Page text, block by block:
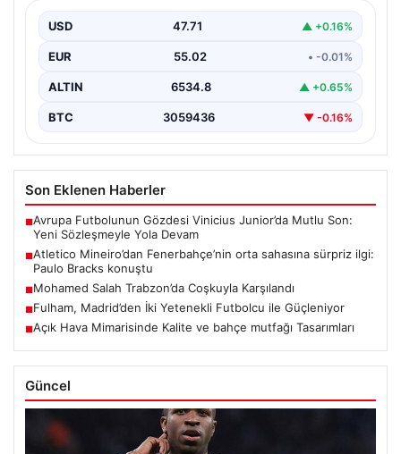
Atletico Mineiro cephesinden Fenerbahçe'nin orta saha
USD 47.71 ▲ +0.16%
EUR 55.02 • -0.01%
ALTIN 6534.8 ▲ +0.65%
BTC 3059436 ▼ -0.16%
Son Eklenen Haberler
■Avrupa Futbolunun Gözdesi Vinicius Junior’da Mutlu Son:
Yeni Sözleşmeyle Yola Devam
■Atletico Mineiro’dan Fenerbahçe’nin orta sahasına sürpriz ilgi:
Paulo Bracks konuştu
■Mohamed Salah Trabzon’da Coşkuyla Karşılandı
■Fulham, Madrid’den İki Yetenekli Futbolcu ile Güçleniyor
■Açık Hava Mimarisinde Kalite ve bahçe mutfağı Tasarımları
Güncel